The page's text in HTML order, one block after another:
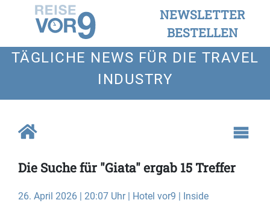
NEWSLETTER
BESTELLEN
TÄGLICHE NEWS FÜR DIE TRAVEL
INDUSTRY
Die Suche für "Giata" ergab 15 Treffer
26. April 2026 | 20:07 Uhr | Hotel vor9 | Inside